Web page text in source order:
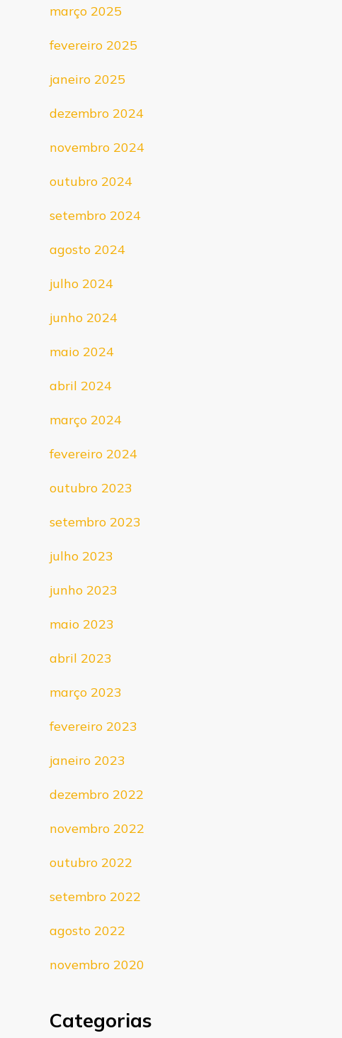
março 2025
fevereiro 2025
janeiro 2025
dezembro 2024
novembro 2024
outubro 2024
setembro 2024
agosto 2024
julho 2024
junho 2024
maio 2024
abril 2024
março 2024
fevereiro 2024
outubro 2023
setembro 2023
julho 2023
junho 2023
maio 2023
abril 2023
março 2023
fevereiro 2023
janeiro 2023
dezembro 2022
novembro 2022
outubro 2022
setembro 2022
agosto 2022
novembro 2020
Categorias